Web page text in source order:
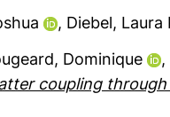
, Diebel, Laura
Dominique ,
coupling